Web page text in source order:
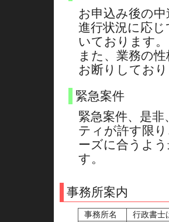
お申込み後の
進行状況に応
いております。
また、業務の
お断りしており
緊急案件
緊急案件、是
ティが許す限
ーズに合うよ
す。
事務所案内
事務所名
行政書士